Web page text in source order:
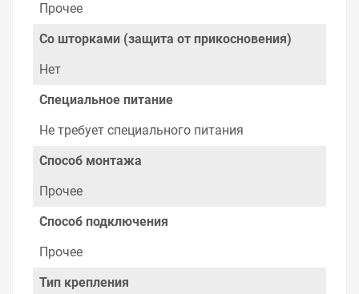
Прочее
Со шторками (защита от прикосновения)
Нет
Специальное питание
Не требует специального питания
Способ монтажа
Прочее
Способ подключения
Прочее
Тип крепления